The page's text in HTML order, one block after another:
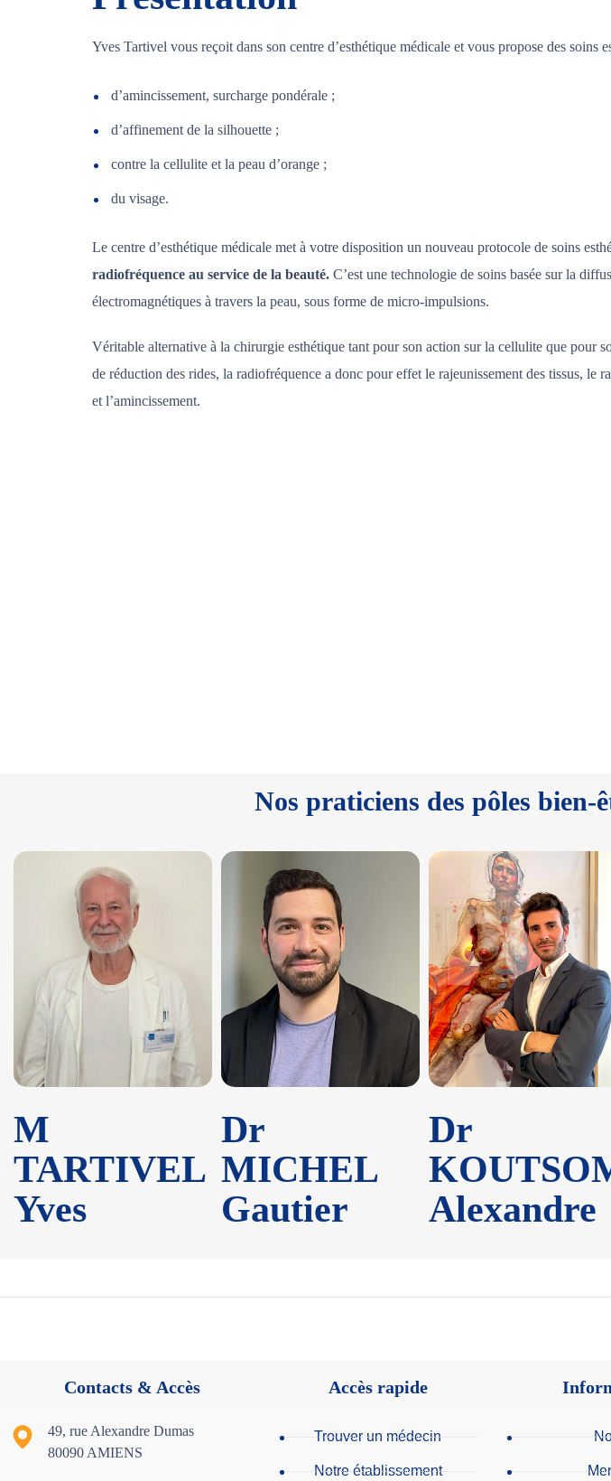
Yves Tartivel vous reçoit dans son centre d’esthétique médicale et vous propose des soins
d’amincissement, surcharge pondérale ;
d’affinement de la silhouette ;
contre la cellulite et la peau d’orange ;
du visage.
Le centre d’esthétique médicale met à votre disposition un nouveau protocole de soins
radiofréquence au service de la beauté. C’est une technologie de soins basée sur la
électromagnétiques à travers la peau, sous forme de micro-impulsions.
Véritable alternative à la chirurgie esthétique tant pour son action sur la cellulite que pour
de réduction des rides, la radiofréquence a donc pour effet le rajeunissement des tissus, le
et l’amincissement.
Nos praticiens des pôles bien-
M
TARTIVEL
Yves
Dr
MICHEL
Gautier
Dr
Alexandre
Contacts & Accès
49, rue Alexandre Dumas
80090 AMIENS
Accès rapide
Trouver un médecin
Notre établissement